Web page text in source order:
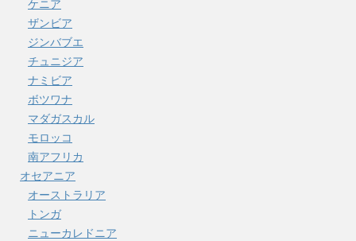
ケニア
ザンビア
ジンバブエ
チュニジア
ナミビア
ボツワナ
マダガスカル
モロッコ
南アフリカ
オセアニア
オーストラリア
トンガ
ニューカレドニア